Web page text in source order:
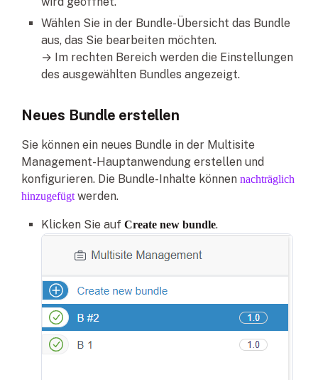
Wählen Sie in der Bundle-Übersicht das Bundle
aus, das Sie bearbeiten möchten.
→ Im rechten Bereich werden die Einstellungen
des ausgewählten Bundles angezeigt.
Neues Bundle erstellen
Sie können ein neues Bundle in der Multisite
Management-Hauptanwendung erstellen und
konfigurieren. Die Bundle-Inhalte können nachträglich
hinzugefügtwerden.
Klicken Sie auf Create new bundle.